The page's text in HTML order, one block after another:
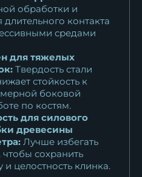
обработки и
контакта
средами
для тяжелых
Твердость стали
стойкость к
боковой
по костям.
для силового
древесины
Лучше избегать
сохранить
целостность клинка.